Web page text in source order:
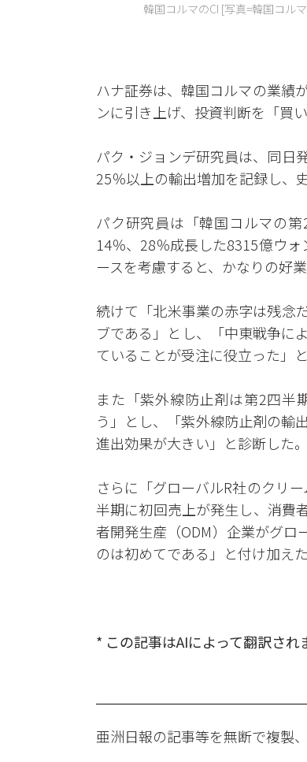
韓国コルマのCI [写真=韓国コル
ハナ証券は、韓国コルマの業績
ンに引き上げ、投資判断を「買
パク・ジョンデ研究員は、同日
25％以上の輸出増加を記録し、
パク研究員は「韓国コルマの
14％、28％成長した8315億ウ
ースを考慮すると、かなりの好
続けて「北米事業の赤字は残念
ブである」とし、「中東戦争に
ていることが受注に役立った」と
また「紫外線防止剤は第2四半
う」とし、「紫外線防止剤の輸
進出効果が大きい」と診断した。
さらに「グローバルR社のクリ
半期に初回売上が発生し、消費
者開発生産（ODM）企業がグロ
のは初めてである」と付け加えた
* この記事はAIによって翻訳され
亜洲日報の記事等を無断で複製